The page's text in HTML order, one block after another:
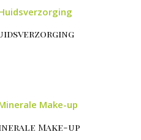
Make-up